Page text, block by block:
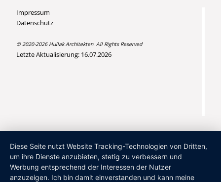
Impressum
Datenschutz
© 2020-2026 Hullak Architekten. All Rights Reserved
Letzte Aktualisierung: 16.07.2026
Diese Seite nutzt Website Tracking-Technologien von Dritten,
um ihre Dienste anzubieten, stetig zu verbessern und
Werbung entsprechend der Interessen der Nutzer
anzuzeigen. Ich bin damit einverstanden und kann meine